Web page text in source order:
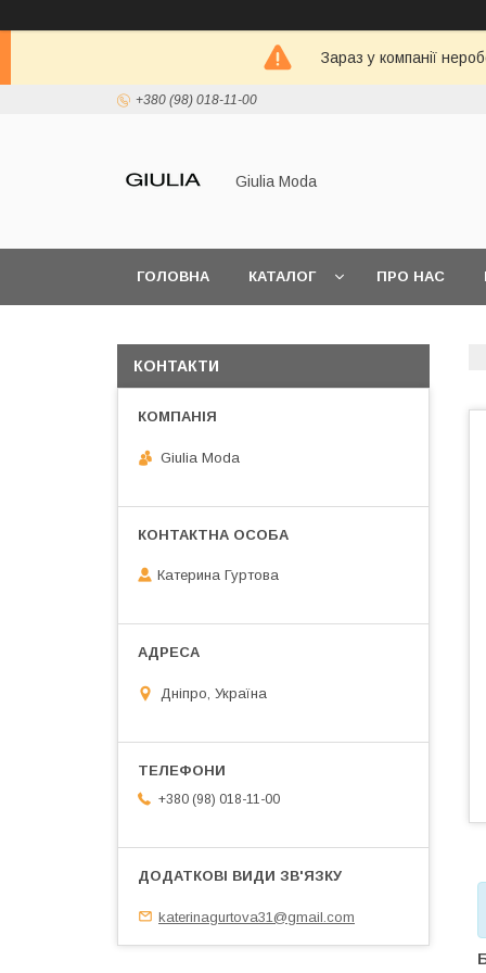
Зараз у компанії
+380 (98) 018-11-00
Giulia Moda
ГОЛОВНА КАТАЛОГ ПРО НАС
КОНТАКТИ
Giulia Moda
Катерина Гуртова
Дніпро, Україна
+380 (98) 018-11-00
katerinagurtova31@gmail.com